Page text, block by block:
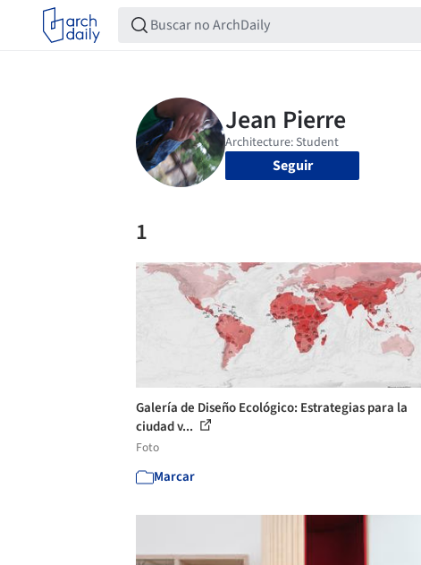
Seguir
1
Galería de Diseño Ecológico: Estrategias para la
ciudad v...
Foto
Marcar